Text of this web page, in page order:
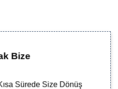
Bize
Sürede Size Dönüş